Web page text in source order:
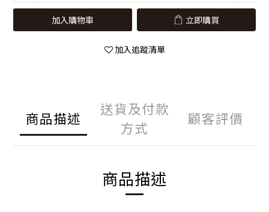
加入購物車 立即購買
加入追蹤清單
商品描述
送貨及付款
方式
顧客評價
商品描述